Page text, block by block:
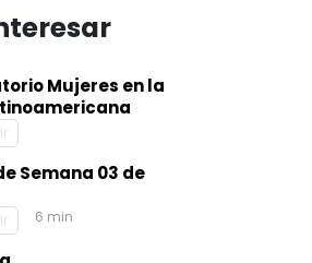
Mujeres en la
Semana 03 de
6 min